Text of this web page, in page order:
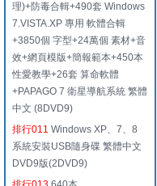
理)+防毒合輯+490套 Windows
7.VISTA.XP 專用 軟體合輯
+3850個 字型+24萬個 素材+音
效+網頁模版+簡報範本+450本
性愛教學+26套 算命軟體
+PAPAGO 7 衛星導航系統 繁體
中文 (8DVD9)
排行011 Windows XP、7、8
系統安裝USB隨身碟 繁體中文
DVD9版(2DVD9)